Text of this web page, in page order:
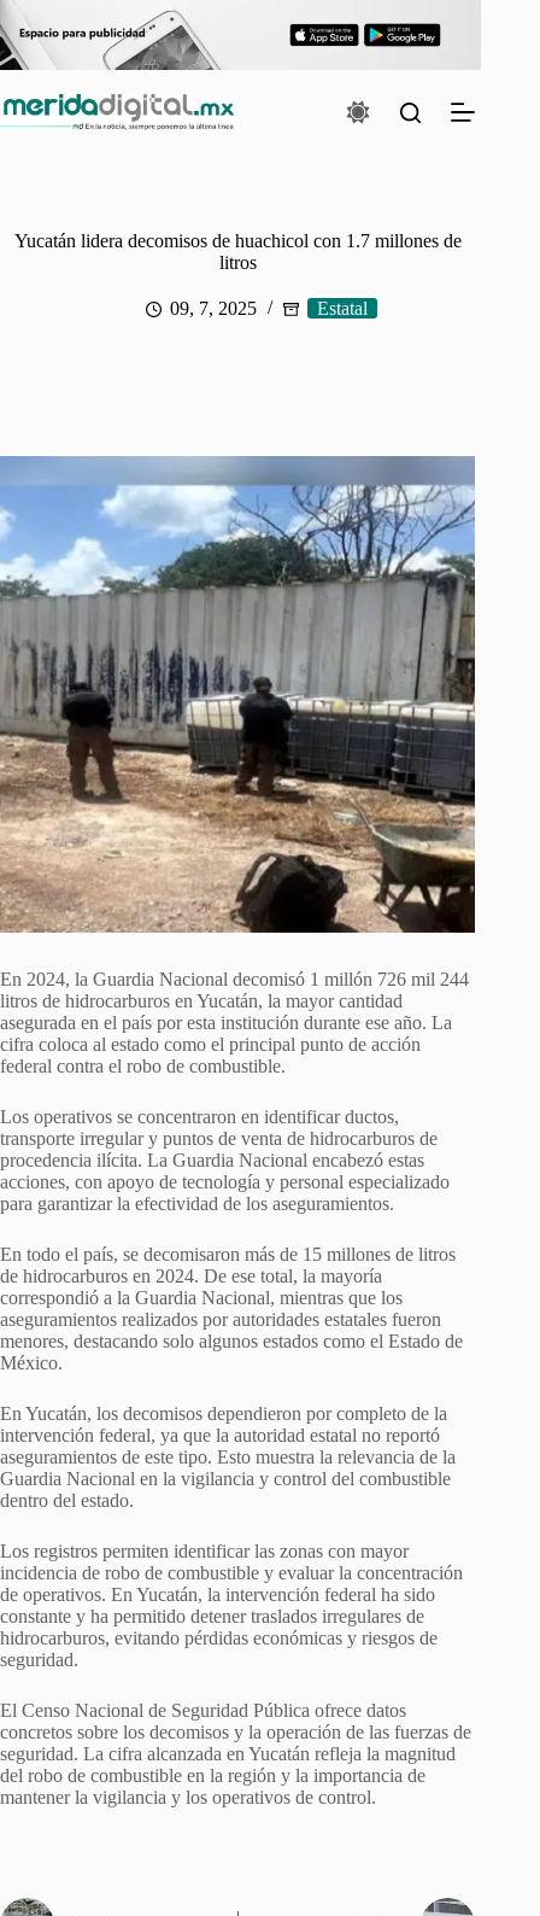
al
contenido
Yucatán lidera decomisos de huachicol con 1.7 millones de
litros
09, 7, 2025 Estatal
En 2024, la Guardia Nacional decomisó 1 millón 726 mil 244
litros de hidrocarburos en Yucatán, la mayor cantidad
asegurada en el país por esta institución durante ese año. La
cifra coloca al estado como el principal punto de acción
federal contra el robo de combustible.
Los operativos se concentraron en identificar ductos,
transporte irregular y puntos de venta de hidrocarburos de
procedencia ilícita. La Guardia Nacional encabezó estas
acciones, con apoyo de tecnología y personal especializado
para garantizar la efectividad de los aseguramientos.
En todo el país, se decomisaron más de 15 millones de litros
de hidrocarburos en 2024. De ese total, la mayoría
correspondió a la Guardia Nacional, mientras que los
aseguramientos realizados por autoridades estatales fueron
menores, destacando solo algunos estados como el Estado de
México.
En Yucatán, los decomisos dependieron por completo de la
intervención federal, ya que la autoridad estatal no reportó
aseguramientos de este tipo. Esto muestra la relevancia de la
Guardia Nacional en la vigilancia y control del combustible
dentro del estado.
Los registros permiten identificar las zonas con mayor
incidencia de robo de combustible y evaluar la concentración
de operativos. En Yucatán, la intervención federal ha sido
constante y ha permitido detener traslados irregulares de
hidrocarburos, evitando pérdidas económicas y riesgos de
seguridad.
El Censo Nacional de Seguridad Pública ofrece datos
concretos sobre los decomisos y la operación de las fuerzas de
seguridad. La cifra alcanzada en Yucatán refleja la magnitud
del robo de combustible en la región y la importancia de
mantener la vigilancia y los operativos de control.